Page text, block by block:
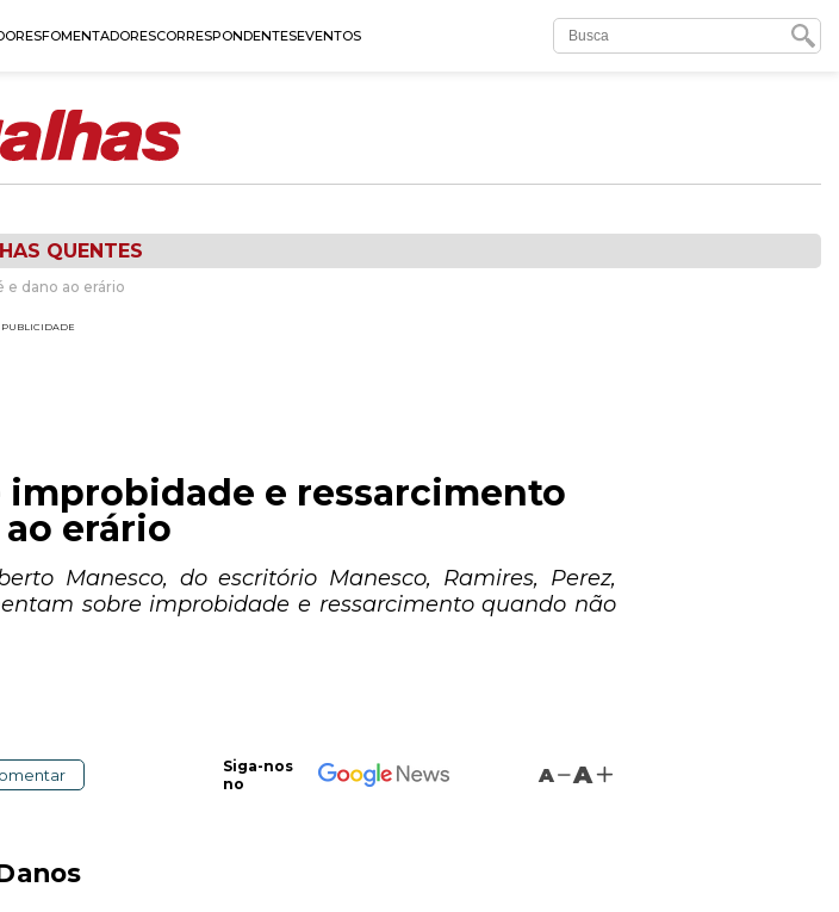
FOMENTADORESCORRESPONDENTESEVENTOS
QUENTES
dano ao erário
PUBLICIDADE
e ressarcimento
erário
Manesco, do escritório Manesco, Ramires, Perez,
sobre improbidade e ressarcimento quando não
Siga-nos
no
A A